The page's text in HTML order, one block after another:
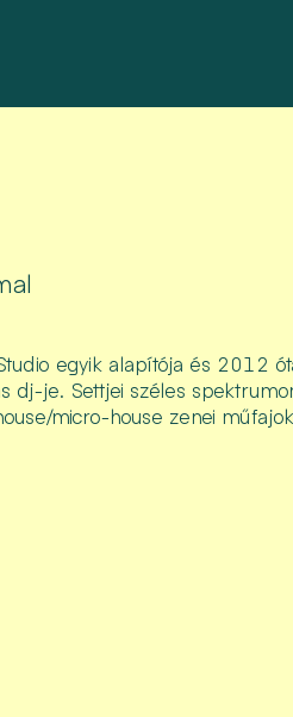
egyik alapítója és 2012
dj-je. Settjei széles
micro-house zenei